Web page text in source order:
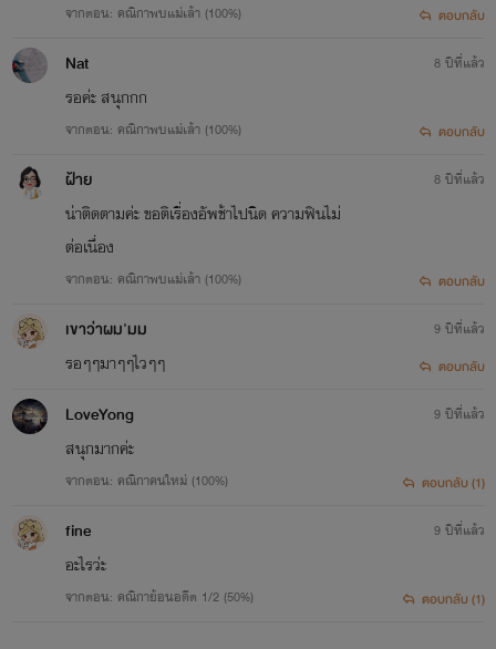
จากตอน: คณิกาพบแม่เล้า (100%) ตอบกลับ
Nat
รอค่ะ สนุกกก
จากตอน: คณิกาพบแม่เล้า (100%)
8 ปีที่แล้ว
ตอบกลับ
ฝ้าย
น่าติดตามค่ะ ขอติเรื่องอัพช้าไปนิด ความฟินไม่
ต่อเนื่อง
จากตอน: คณิกาพบแม่เล้า (100%)
8 ปีที่แล้ว
ตอบกลับ
เขาว่าผม'มม
รอๆๆมาๆๆไวๆๆ
9 ปีที่แล้ว
ตอบกลับ
LoveYong
สนุกมากค่ะ
จากตอน: คณิกาคนใหม่ (100%)
9 ปีที่แล้ว
ตอบกลับ (1)
fine
อะไรว่ะ
จากตอน: คณิกาย้อนอดีต 1/2 (50%)
9 ปีที่แล้ว
ตอบกลับ (1)